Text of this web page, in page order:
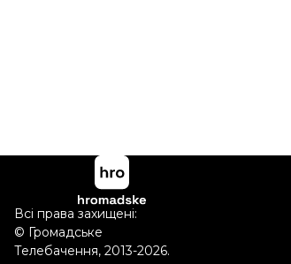
Всі права захищені:
© Громадське
Телебачення, 2013-2026.